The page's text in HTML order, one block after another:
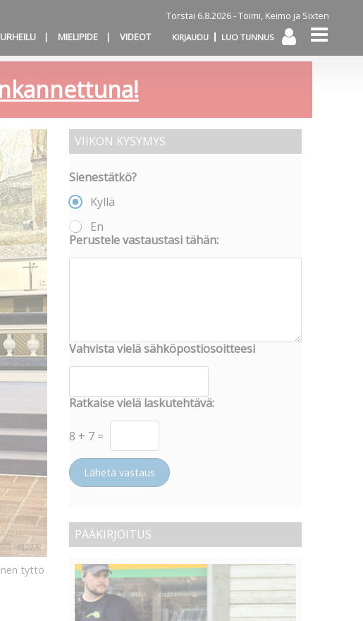
Torstai 6.8.2026 -Toimi, Keimo ja Sixten
URHEILU MIELIPIDE VIDEOT KIRJAUDU LUO TUNNUS
KUVA:
tyttö
VIIKON KYSYMYS
Sienestätkö?
Kyllä
En
Perustele vastaustasi tähän:
Vahvista vielä sähköpostiosoitteesi
Ratkaise vielä laskutehtävä:
8 + 7 =
Lähetä vastaus
PÄÄKIRJOITUS